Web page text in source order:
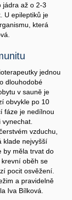
jádra až o 2-3
U epileptiků je
která
jednou
dlouhodobé
v sauně je
obvykle po 10
fáze je nedílnou
vzduchu,
klade nejvyšší
by měla trvat do
oběh se
pocit osvěžení.
a pravidelně
Iva Bílková.